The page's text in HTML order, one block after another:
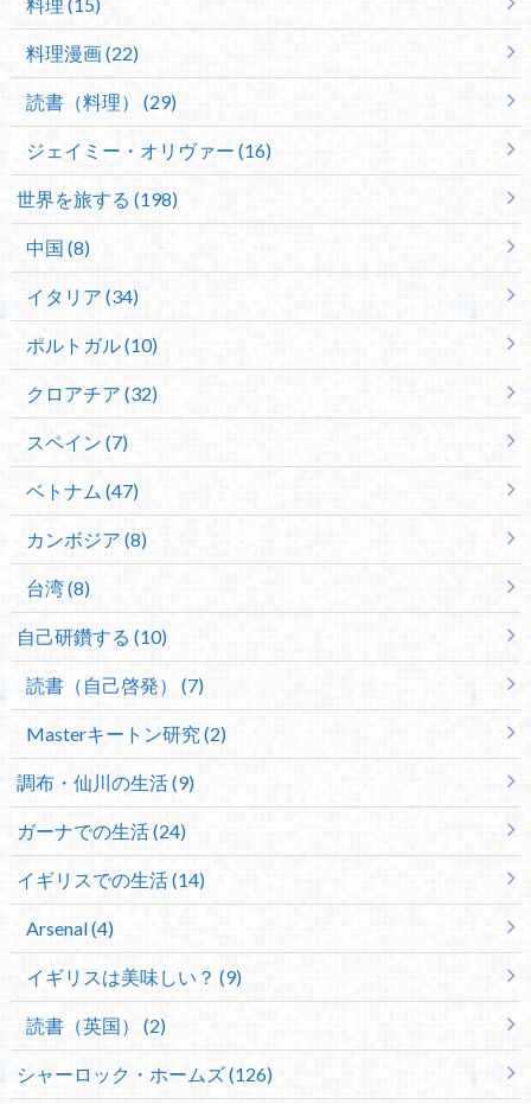
料理漫画 (22)
読書（料理） (29)
ジェイミー・オリヴァー (16)
世界を旅する (198)
中国 (8)
イタリア (34)
ポルトガル (10)
クロアチア (32)
スペイン (7)
ベトナム (47)
カンボジア (8)
台湾 (8)
自己研鑽する (10)
読書（自己啓発） (7)
Masterキートン研究 (2)
調布・仙川の生活 (9)
ガーナでの生活 (24)
イギリスでの生活 (14)
Arsenal (4)
イギリスは美味しい？ (9)
読書（英国） (2)
シャーロック・ホームズ (126)